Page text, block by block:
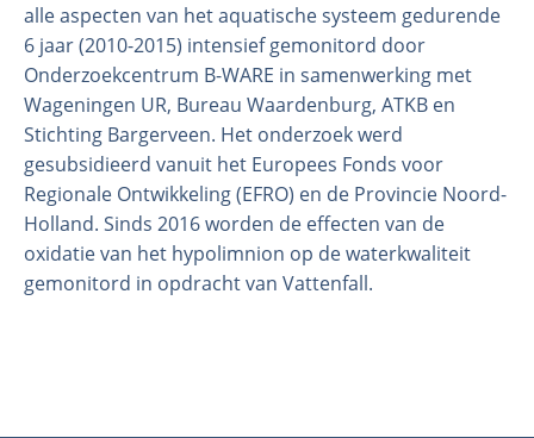
alle aspecten van het aquatische systeem gedurende
6 jaar (2010-2015) intensief gemonitord door
Onderzoekcentrum B-WARE in samenwerking met
Wageningen UR, Bureau Waardenburg, ATKB en
Stichting Bargerveen. Het onderzoek werd
gesubsidieerd vanuit het Europees Fonds voor
Regionale Ontwikkeling (EFRO) en de Provincie Noord-
Holland. Sinds 2016 worden de effecten van de
oxidatie van het hypolimnion op de waterkwaliteit
gemonitord in opdracht van Vattenfall.